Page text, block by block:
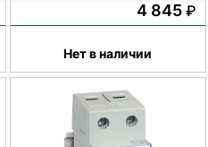
4 845 ₽
Нет в наличии